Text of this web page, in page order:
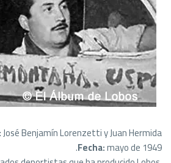
José Benjamín Lorenzetti y Juan Hermida.
Fecha:mayo de 1949.